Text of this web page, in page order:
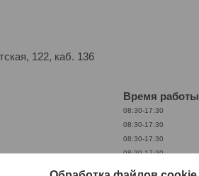
122, каб. 136
Время работы
08:30-17:30
08:30-17:30
08:30-17:30
08:30-17:30